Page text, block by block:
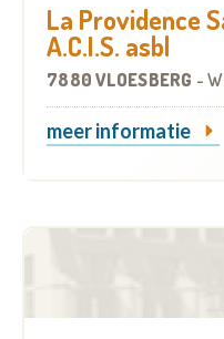
La Providence
A.C.I.S. asbl
7880 VLOESBERG -
meer informatie